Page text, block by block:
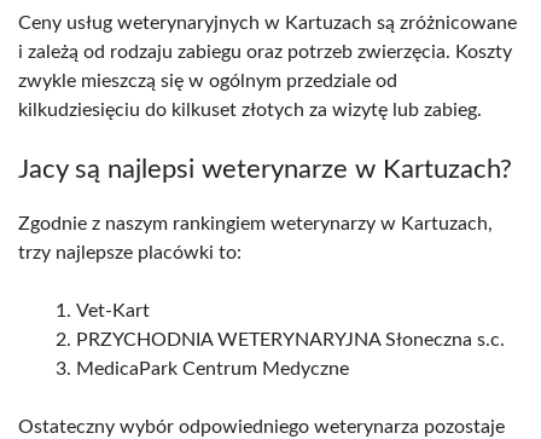
Ceny usług weterynaryjnych w Kartuzach są zróżnicowane
i zależą od rodzaju zabiegu oraz potrzeb zwierzęcia. Koszty
zwykle mieszczą się w ogólnym przedziale od
kilkudziesięciu do kilkuset złotych za wizytę lub zabieg.
Jacy są najlepsi weterynarze w Kartuzach?
Zgodnie z naszym rankingiem weterynarzy w Kartuzach,
trzy najlepsze placówki to:
Vet-Kart
PRZYCHODNIA WETERYNARYJNA Słoneczna s.c.
MedicaPark Centrum Medyczne
Ostateczny wybór odpowiedniego weterynarza pozostaje